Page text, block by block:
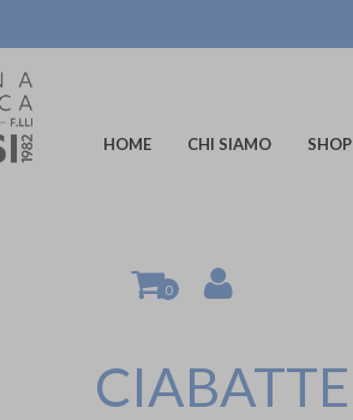
HOME CHI SIAMO SHOP
0